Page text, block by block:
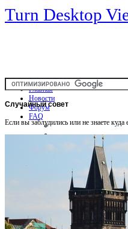
Turn Desktop
Главная
Новости
Форум
FAQ
Общая информация
Советы Автотуристу
Правила дор.движения
Случайныйсовет
Если вы заблудились или не знаете куда